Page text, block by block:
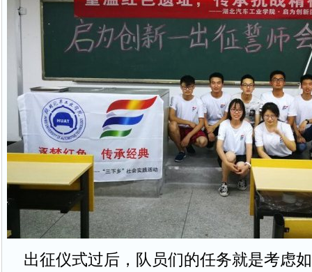
出征仪式过后，队员们的任务就是考虑